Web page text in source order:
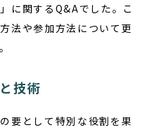
に関するQ&Aでした。こ
法や参加方法について更
技術
要として特別な役割を果